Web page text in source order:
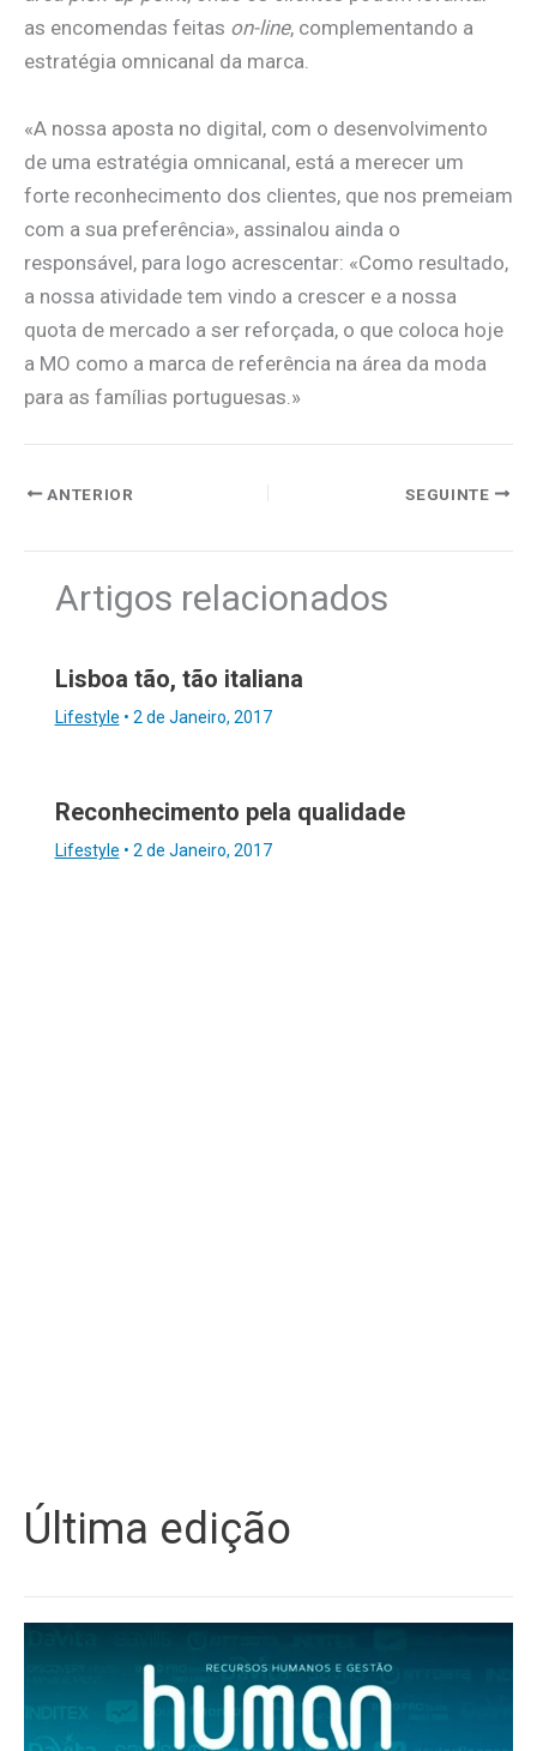
as encomendas feitas on-line, complementando a
estratégia omnicanal da marca.
«A nossa aposta no digital, com o desenvolvimento
de uma estratégia omnicanal, está a merecer um
forte reconhecimento dos clientes, que nos premeiam
com a sua preferência», assinalou ainda o
responsável, para logo acrescentar: «Como resultado,
a nossa atividade tem vindo a crescer e a nossa
quota de mercado a ser reforçada, o que coloca hoje
a MO como a marca de referência na área da moda
para as famílias portuguesas.»
ANTERIOR SEGUINTE
Artigos relacionados
Lisboa tão, tão italiana
Lifestyle • 2 de Janeiro, 2017
Reconhecimento pela qualidade
Lifestyle • 2 de Janeiro, 2017
Última edição